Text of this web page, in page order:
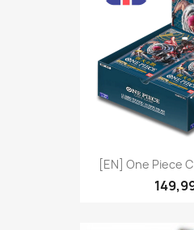
[EN] One Piece